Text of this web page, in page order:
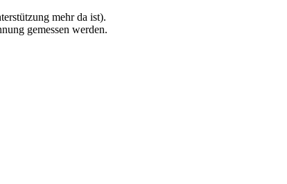
mehr da ist).
gemessen werden.